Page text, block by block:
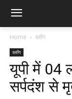
Home ब्लॉग
ब्लॉग
यूपी में 04
सर्पदंश से